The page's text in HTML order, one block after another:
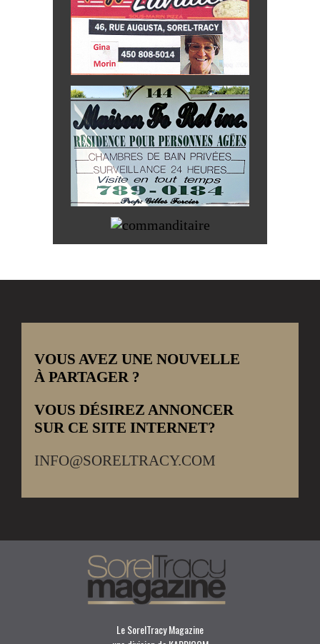
VOUS AVEZ UNE NOUVELLE
À PARTAGER ?
VOUS DÉSIREZ ANNONCER
SUR CE SITE INTERNET?
INFO@SORELTRACY.COM
Le SorelTracy Magazine